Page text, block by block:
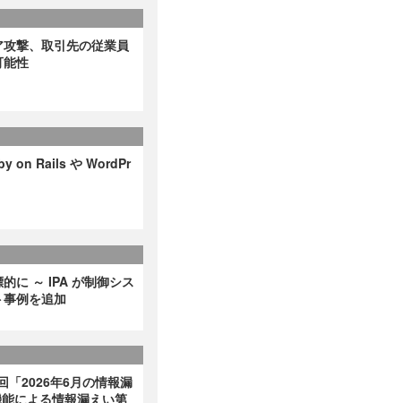
撃、取引先の従業員
能性
on Rails や WordPr
に ～ IPA が制御シス
例を追加
「2026年6月の情報漏
による情報漏えい第